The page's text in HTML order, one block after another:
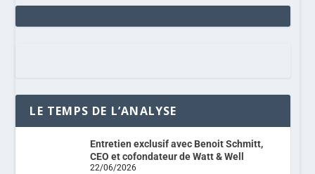
LE TEMPS DE L’ANALYSE
Entretien exclusif avec Benoit Schmitt,
CEO et cofondateur de Watt & Well
22/06/2026